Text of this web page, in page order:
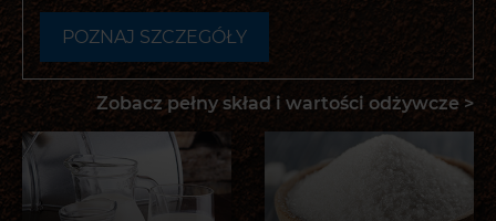
POZNAJ SZCZEGÓŁY
OTWIERA
POPUP
Z DODATKOWYMI
INFORMACJAMI
Zobacz pełny skład i wartości odżywcze >